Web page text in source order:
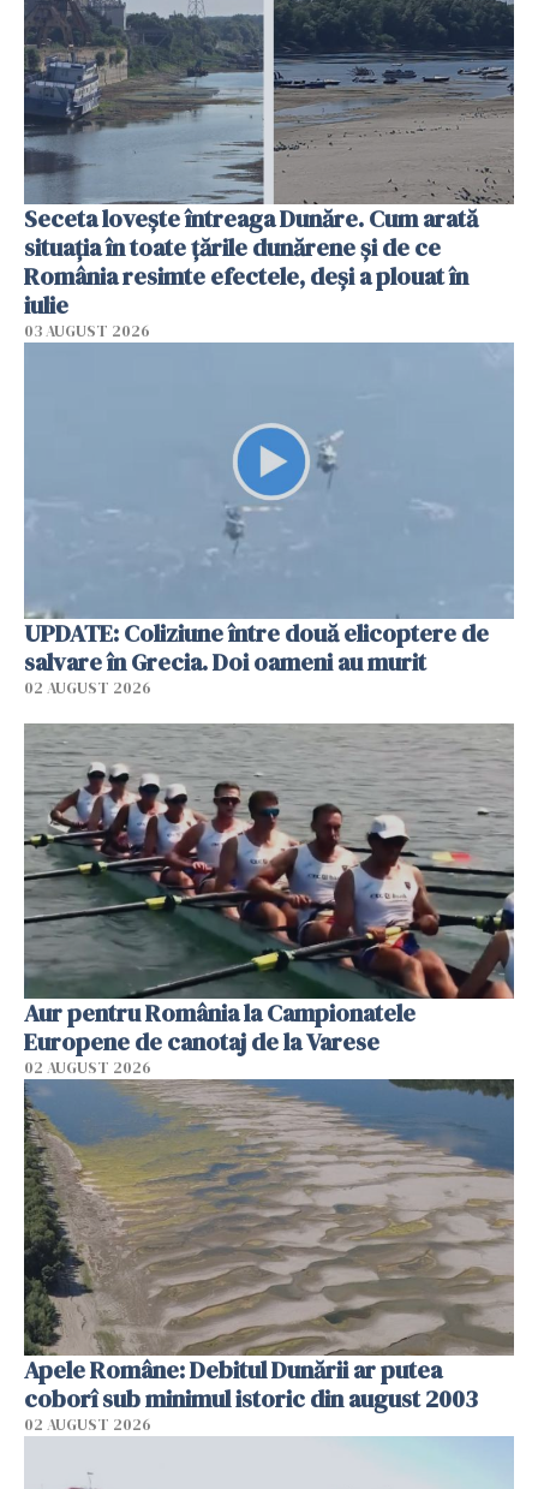
Seceta lovește întreaga Dunăre. Cum arată
situația în toate țările dunărene și de ce
România resimte efectele, deși a plouat în
iulie
03 AUGUST 2026
UPDATE: Coliziune între două elicoptere de
salvare în Grecia. Doi oameni au murit
02 AUGUST 2026
Aur pentru România la Campionatele
Europene de canotaj de la Varese
02 AUGUST 2026
Apele Române: Debitul Dunării ar putea
coborî sub minimul istoric din august 2003
02 AUGUST 2026